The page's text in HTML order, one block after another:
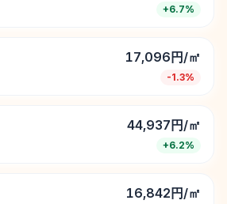
+6.7%
17,096円/㎡
-1.3%
44,937円/㎡
+6.2%
16,842円/㎡